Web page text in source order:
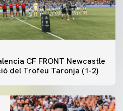
CF FRONT Newcastle
del Trofeu Taronja (1-2)